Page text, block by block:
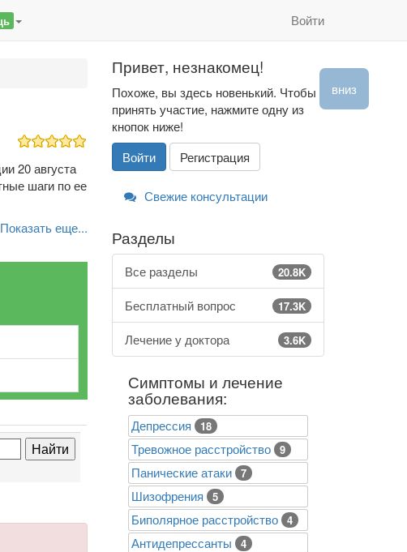
Войти
20 августа
шаги по ее
Показать еще...
вниз
Привет, незнакомец!
Похоже, вы здесь новенький. Чтобы
принять участие, нажмите одну из
кнопок ниже!
Войти
Регистрация
Свежие консультации
Разделы
Все разделы 20.8K
Бесплатный вопрос 17.3K
Лечение у доктора 3.6K
Симптомы и лечение
заболевания:
Депрессия 18
Тревожное расстройство 9
Панические атаки 7
Шизофрения 5
Биполярное расстройство 4
Антидепрессанты 4